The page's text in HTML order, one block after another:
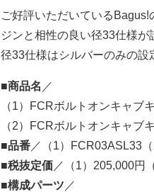
ご好評いただいている
ジンと相性の良い径33仕様
径33仕様はシルバーのみの設
■商品名 ／
（1）FCRボルトオンキャブ
（2）FCRボルトオンキャブ
■品番 ／（1）FCR03ASL33
■税抜定価 ／（1）205,000円
■構成パーツ ／